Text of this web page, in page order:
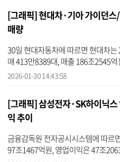
[그래픽] 현대차·기아 가이던스
매량
30일 현대자동차에 따르면 현대차
매 413만8389대, 매출 186조2545
기록했다. 지난해 제시한 가이던스(
2026-01-30 14:43:58
[그래픽] 삼성전자·SK하이닉스
익 추이
금융감독원 전자공시시스템에 따르
97조1467억원, 영업이익은 47조